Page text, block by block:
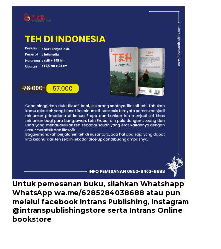
Untuk pemesanan buku, silahkan Whatshapp
WhatsApp wa.me/6285284038688 atau pun
melalui facebook Intrans Publishing, Instagram
@intranspublishingstore serta Intrans Online
bookstore